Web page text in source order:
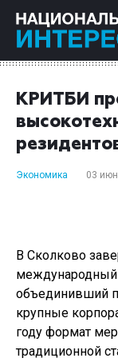
КРИТБИ
Экономика 03
В Сколково
международный
объединивший
крупные
году формат
традиционной